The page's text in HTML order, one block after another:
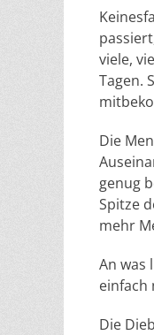
viele,
Tagen.
Die
genug
Spitze
mehr
An was
einfach
Die